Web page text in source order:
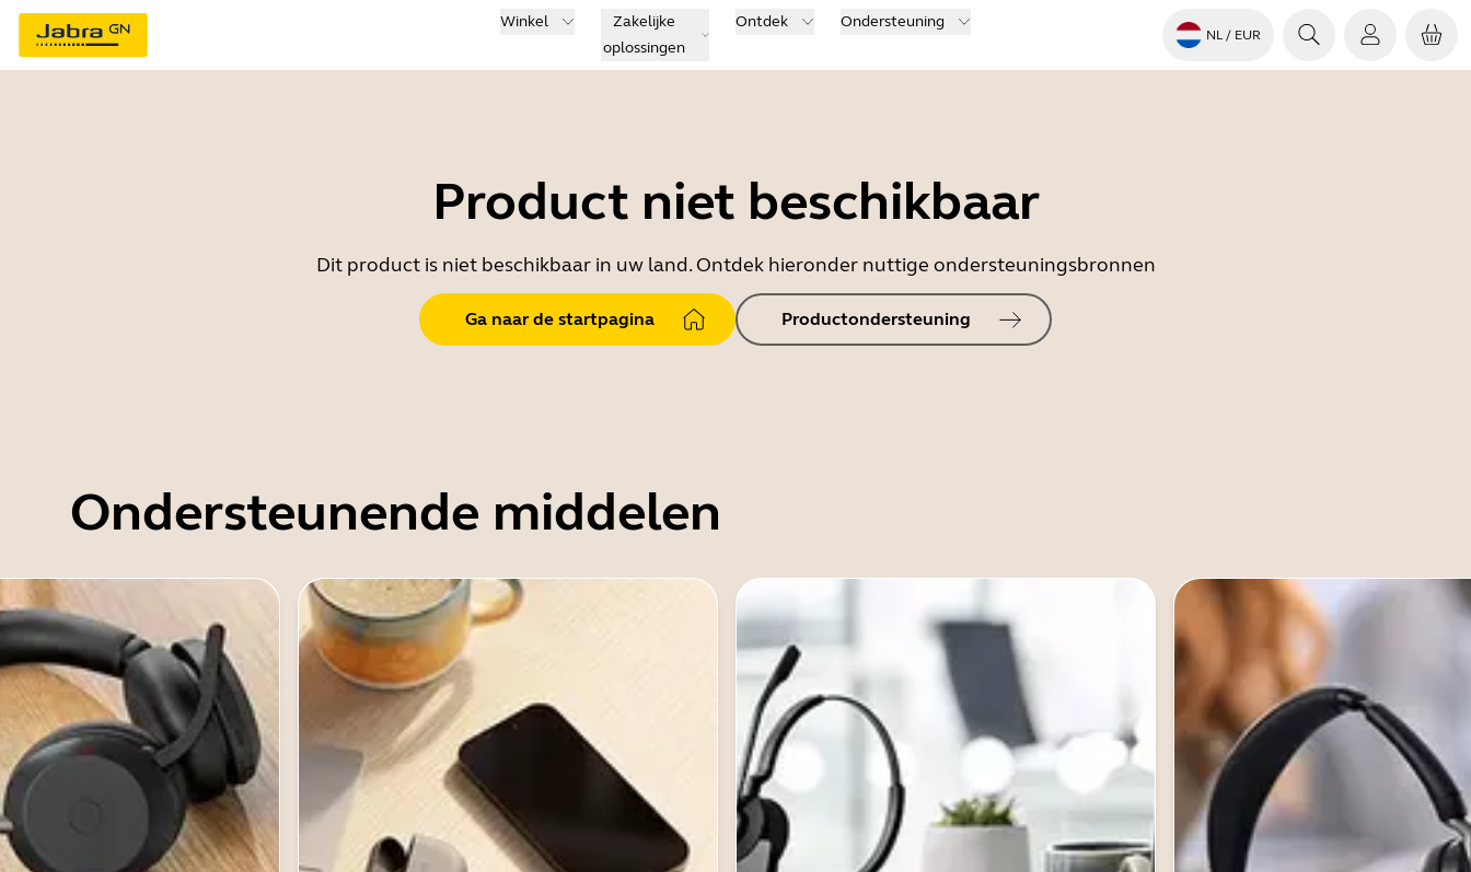
Winkel
Zakelijke
oplossingen
Ontdek Ondersteuning
NL / EUR
Product niet beschikbaar
Dit product is niet beschikbaar in uw land. Ontdek hieronder nuttige ondersteuningsbronnen
Ga naar de startpagina Productondersteuning
Ondersteunende middelen